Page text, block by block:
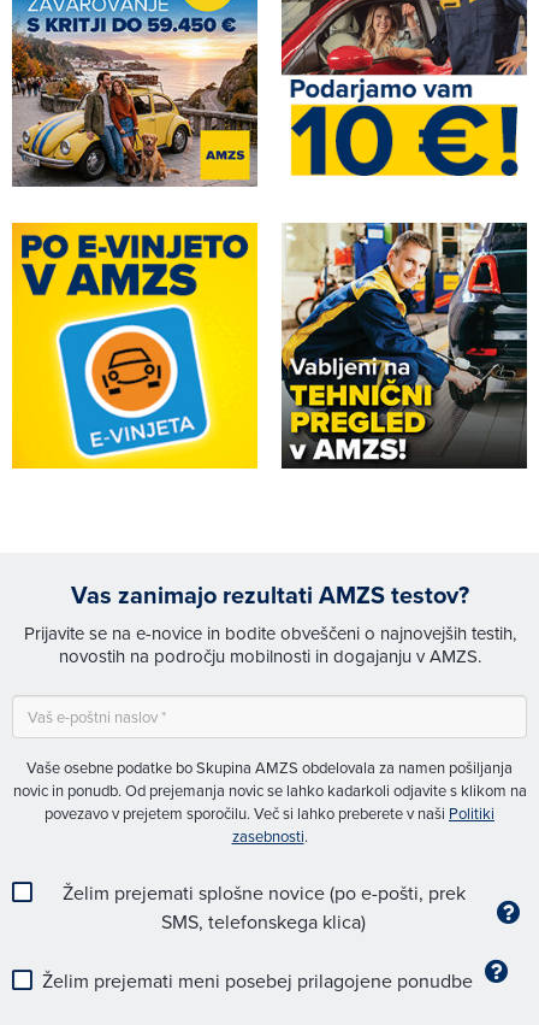
Vas zanimajo rezultati AMZS testov?
Prijavite se na e-novice in bodite obveščeni o najnovejših testih,
novostih na področju mobilnosti in dogajanju v AMZS.
Vaše osebne podatke bo Skupina AMZS obdelovala za namen pošiljanja
novic in ponudb. Od prejemanja novic se lahko kadarkoli odjavite s klikom na
povezavo v prejetem sporočilu. Več si lahko preberete v naši Politiki
zasebnosti.
Želim prejemati splošne novice (po e-pošti, prek
SMS, telefonskega klica)
Želim prejemati meni posebej prilagojene ponudbe